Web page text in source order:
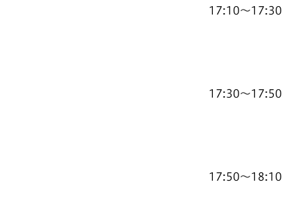
17:10〜17:30
17:30〜17:50
17:50〜18:10